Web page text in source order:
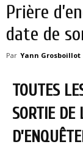
Prière
date de
Par Yann Grosboillot
TOUTES
SORTIE DE